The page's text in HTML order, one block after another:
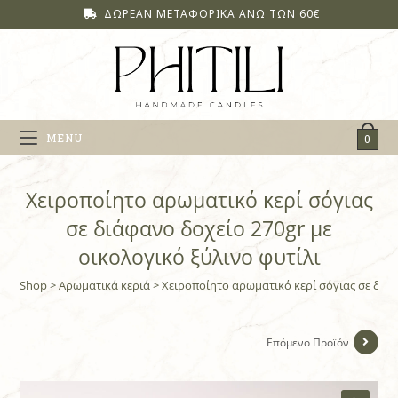
ΔΩΡΕΑΝ ΜΕΤΑΦΟΡΙΚΑ ΑΝΩ ΤΩΝ 60€
0
MENU
Χειροποίητο αρωματικό κερί σόγιας
σε διάφανο δοχείο 270gr με
οικολογικό ξύλινο φυτίλι
Shop>Aρωματικά κεριά>Χειροποίητο αρωματικό κερί σόγιας σε
Επόμενο Προϊόν